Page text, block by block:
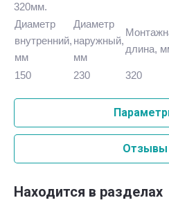
320мм.
Диаметр
внутренний,
мм
Диаметр
наружный,
мм
длина,
150 230 320
Отзывы
Находится в разделах